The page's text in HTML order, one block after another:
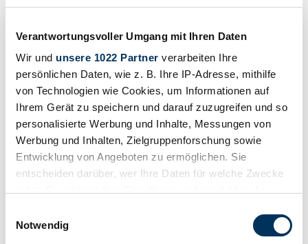
Verantwortungsvoller Umgang mit Ihren Daten
Wir und unsere 1022 Partner verarbeiten Ihre
persönlichen Daten, wie z. B. Ihre IP-Adresse, mithilfe
von Technologien wie Cookies, um Informationen auf
Ihrem Gerät zu speichern und darauf zuzugreifen und so
personalisierte Werbung und Inhalte, Messungen von
Werbung und Inhalten, Zielgruppenforschung sowie
Entwicklung von Angeboten zu ermöglichen. Sie
entscheiden darüber, wer Ihre Daten für welche Zwecke
Trigger Symbol ändern oder widerrufen
Notwendig
Händler